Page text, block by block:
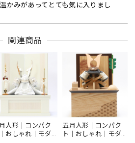
かみがあってとても気に入りまし
五月人形｜コンパクト｜おしゃれ｜モダン｜インテリア｜プレミアム｜こだわり｜木目込み｜おすすめ｜収納｜作家｜伝統工芸士《商品名》木目込みかぶと 博多織 夢筑紫【赤】【品番1656-2】柿沼東光作 芳精堂デザイン
、上品な兜です。 また、コンパク
飾りたくなりそうです。 素敵な兜に
関連商品
人形｜コンパク
おしゃれ｜モダ
五月人形｜コンパク
ト｜おしゃれ｜モダ